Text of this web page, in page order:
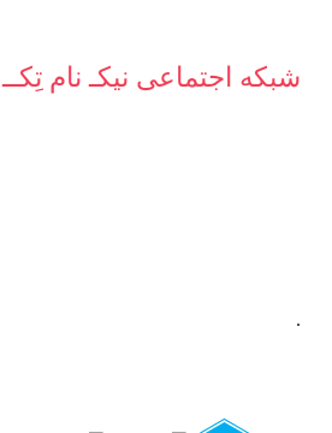
شبکه‌ اجتماعی نیکـ نام تِکــ
.